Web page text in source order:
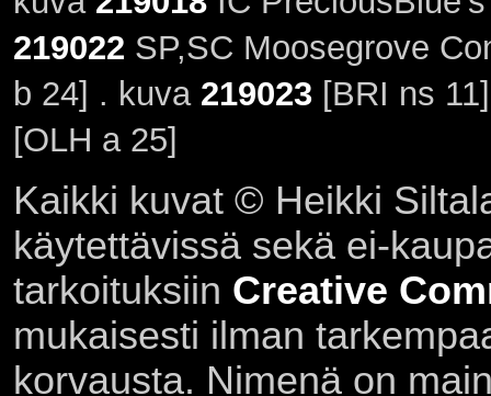
219022 SP,SC Moosegrove
b 24] . kuva 219023[BRI ns
[OLH a 25]
Kaikki kuvat © Heikki
käytettävissä sekä ei-
tarkoituksiin Creative
mukaisesti ilman
korvausta. Nimenä on